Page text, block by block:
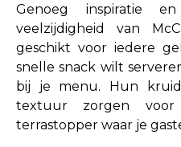
Genoeg inspiratie
veelzijdigheid van
geschikt voor iedere
snelle snack wilt
bij je menu. Hun
textuur zorgen voor
terrastopper waar je